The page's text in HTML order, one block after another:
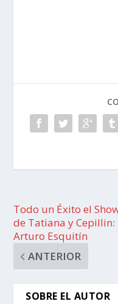
Todo un Éxito el
de Tatiana y Cepillin:
Arturo Esquitín
ANTERIOR
SOBRE EL AUTOR